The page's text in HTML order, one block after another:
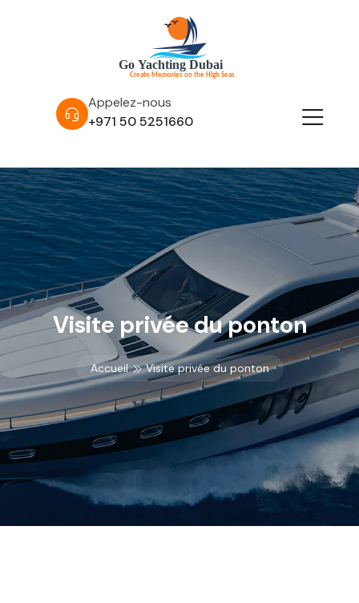
Appelez-nous
+971 50 5251660
Visite privée du ponton
Accueil Visite privée du ponton